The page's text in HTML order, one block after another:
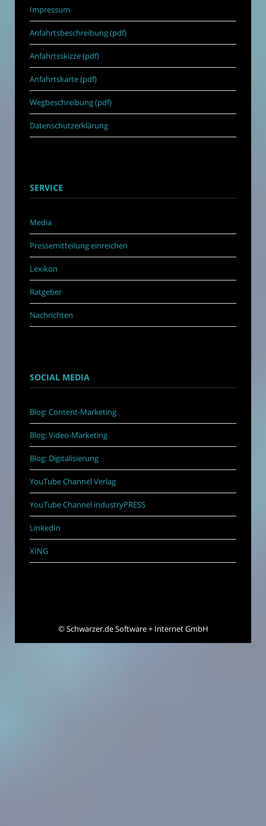
Impressum
Anfahrtsbeschreibung (pdf)
Anfahrtsskizze (pdf)
Anfahrtskarte (pdf)
Wegbeschreibung (pdf)
Datenschutzerklärung
SERVICE
Media
Pressemitteilung einreichen
Lexikon
Ratgeber
Nachrichten
SOCIAL MEDIA
Blog: Content-Marketing
Blog: Video-Marketing
Blog: Digitalisierung
YouTube Channel Verlag
YouTube Channel industryPRESS
LinkedIn
XING
©Schwarzer.de Software + Internet GmbH